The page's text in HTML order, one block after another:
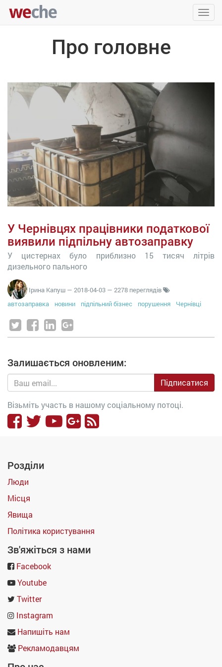
Про головне
У Чернівцях працівники податкової
виявили підпільну автозаправку
У цистернах було приблизно 15 тисяч літрів
дизельного пального
Ірина Капуш — 2018-04-03 — 2278 переглядів
автозаправка
новини підпільний бізнес порушення Чернівці
Залишається оновленим:
Підписатися
Візьміть участь в нашому соціальному потоці.
Розділи
Люди
Місця
Явища
Політика користування
Зв'яжіться з нами
Facebook
Youtube
Twitter
Instagram
Напишіть нам
Рекламодавцям